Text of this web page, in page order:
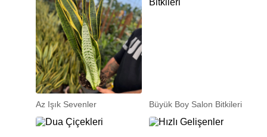
Az Işık Sevenler Büyük Boy Salon Bitkileri